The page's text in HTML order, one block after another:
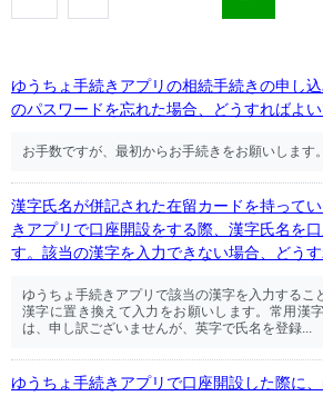
ゆうちょ手続きアプリの相続手続きの申し
のパスワードを忘れた場合、どうすればよい
お手数ですが、最初からお手続きをお願いします。
漢字氏名が併記された在留カードを持って
きアプリで口座開設をする際、漢字氏名を
す。該当の漢字を入力できない場合、どうす
ゆうちょ手続きアプリで該当の漢字を入力するこ
漢字に置き換えて入力をお願いします。常用漢
は、申し訳ございませんが、英字で氏名を登録...
ゆうちょ手続きアプリで口座開設した際に